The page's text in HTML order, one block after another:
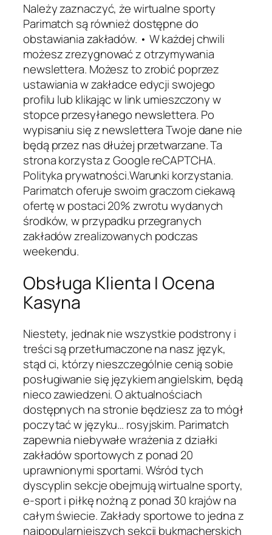
Należy zaznaczyć, że wirtualne sporty
Parimatch są również dostępne do
obstawiania zakładów. • W każdej chwili
możesz zrezygnować z otrzymywania
newslettera. Możesz to zrobić poprzez
ustawiania w zakładce edycji swojego
profilu lub klikając w link umieszczony w
stopce przesyłanego newslettera. Po
wypisaniu się z newslettera Twoje dane nie
będą przez nas dłużej przetwarzane. Ta
strona korzysta z Google reCAPTCHA.
Polityka prywatności.Warunki korzystania.
Parimatch oferuje swoim graczom ciekawą
ofertę w postaci 20% zwrotu wydanych
środków, w przypadku przegranych
zakładów zrealizowanych podczas
weekendu.
Obsługa Klienta I Ocena
Kasyna
Niestety, jednak nie wszystkie podstrony i
treści są przetłumaczone na nasz język,
stąd ci, którzy nieszczególnie cenią sobie
posługiwanie się językiem angielskim, będą
nieco zawiedzeni. O aktualnościach
dostępnych na stronie będziesz za to mógł
poczytać w języku… rosyjskim. Parimatch
zapewnia niebywałe wrażenia z działki
zakładów sportowych z ponad 20
uprawnionymi sportami. Wśród tych
dyscyplin sekcje obejmują wirtualne sporty,
e-sport i piłkę nożną z ponad 30 krajów na
całym świecie. Zakłady sportowe to jedna z
najpopularniejszych sekcji bukmacherskich